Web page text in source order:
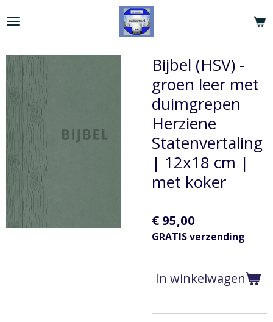
direct
de
hoofdinhoud
Bijbel (HSV) -
groen leer met
duimgrepen
Herziene
Statenvertaling
| 12x18 cm |
met koker
€ 95,00
GRATIS verzending
In winkelwagen